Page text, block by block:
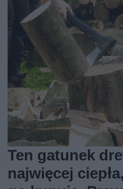
Ten gatunek
najwięcej